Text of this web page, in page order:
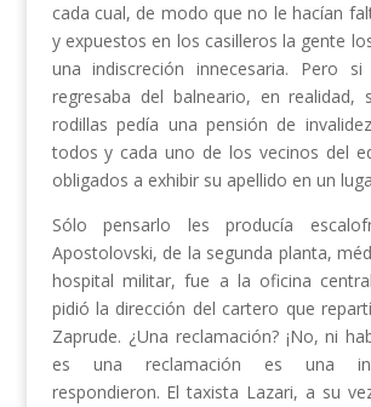
cada cual, de modo que no le hacían
y expuestos en los casilleros la gente
una indiscreción innecesaria. Pero
regresaba del balneario, en realidad,
rodillas pedía una pensión de
todos y cada uno de los vecinos del
obligados a exhibir su apellido en un
Sólo pensarlo les producía
Apostolovski, de la segunda planta,
hospital militar, fue a la oficina
pidió la dirección del cartero que
Zaprude. ¿Una reclamación? ¡No, ni
es una reclamación es una
respondieron. El taxista Lazari, a su